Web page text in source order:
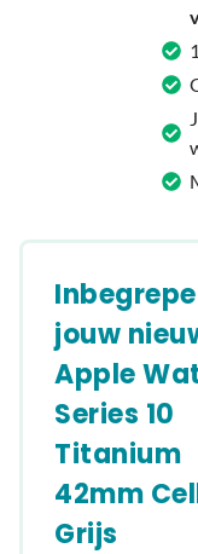
v
e
:
jouw
Apple
Series 10
Titanium
42mm
Grijs